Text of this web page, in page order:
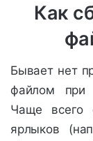
Как
Бывает нет
файлом при
Чаще всего
ярлыков